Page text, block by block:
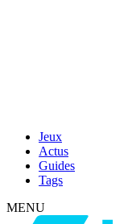
Jeux
Actus
Guides
Tags
MENU